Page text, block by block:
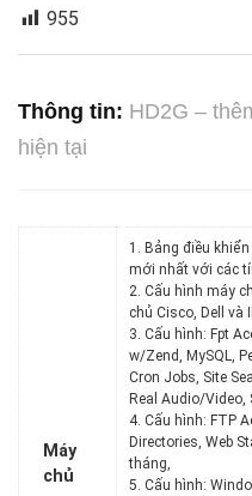
955
Thông tin: HD2G –
hiện tại
Máy
chủ
1. Bảng điều
mới nhất với các
2. Cấu hình máy
chủ Cisco, Dell và
3. Cấu hình: Fpt
w/Zend, MySQL,
Cron Jobs, Site
Real Audio/Video,
4. Cấu hình: FTP
Directories, Web
tháng,
5. Cấu hình: